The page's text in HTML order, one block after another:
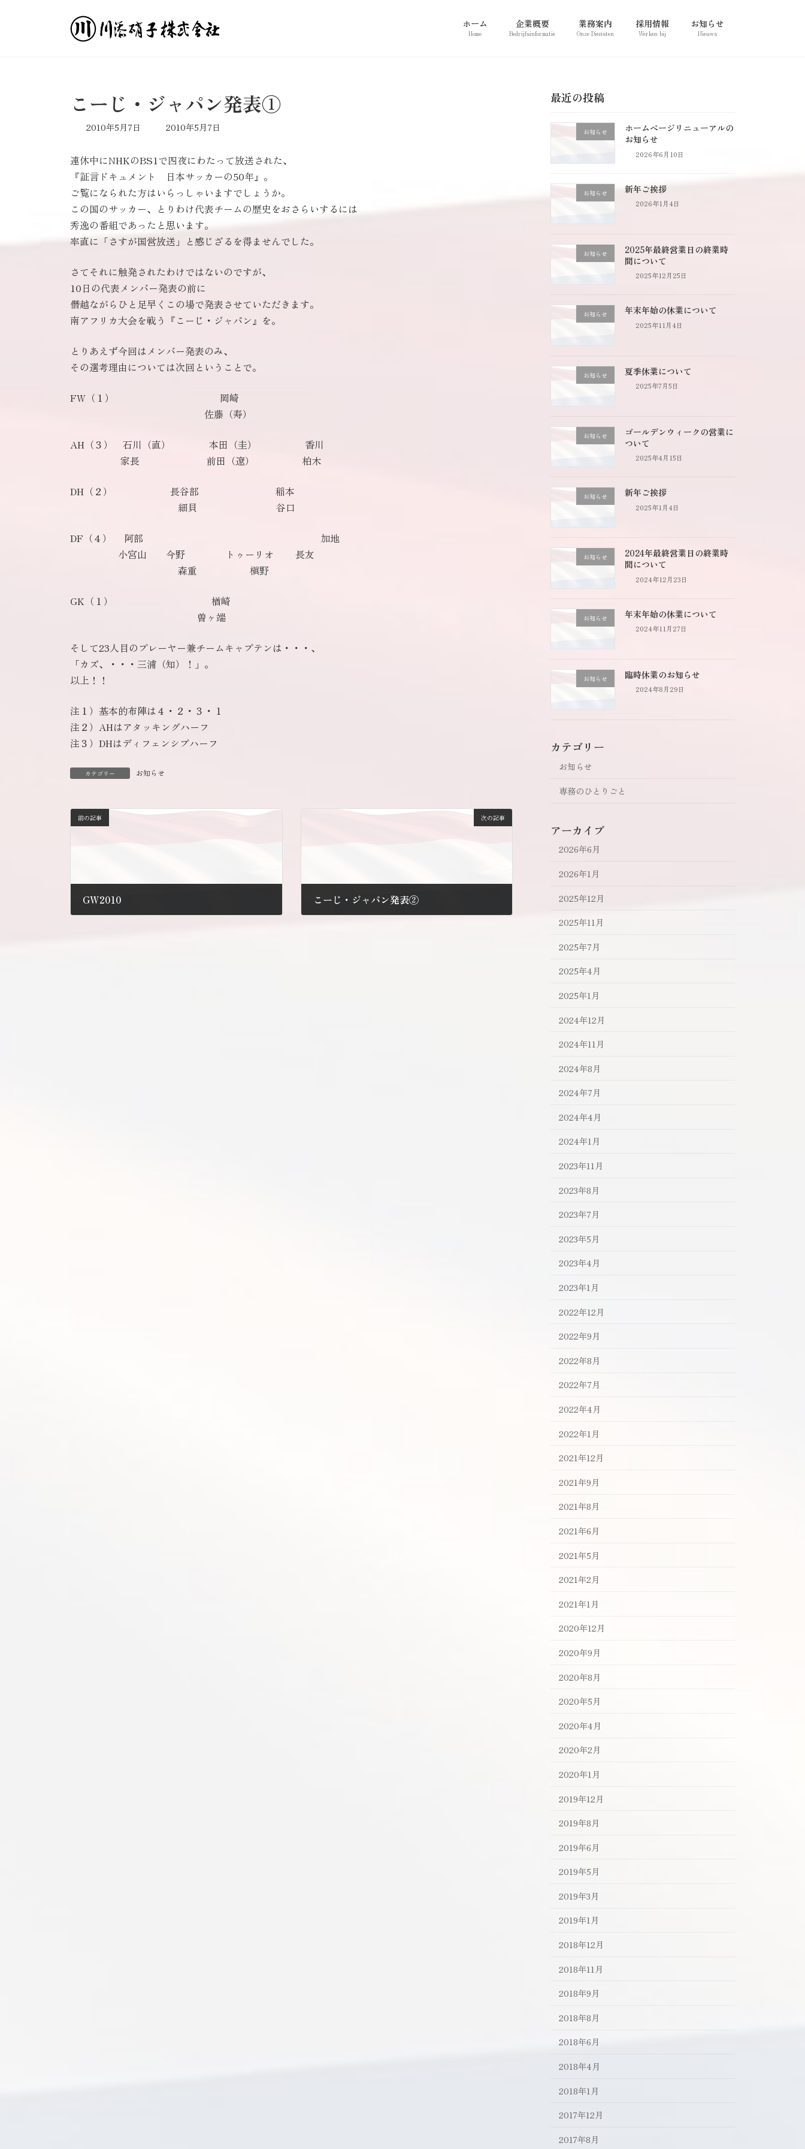
ホーム
Home
企業概要
Bedrijfsinformatie
業務案内
Onze Diensten
採用情報
Werken bij
お知らせ
Nieuws
こーじ・ジャパン発表①
2010年5月7日
最
新
日
時
2010年5月7日
連休中にNHKのBS1で四夜にわたって放送された、
『証言ドキュメント 日本サッカーの50年』。
ご覧になられた方はいらっしゃいますでしょうか。
この国のサッカー、とりわけ代表チームの歴史をおさらいするには
秀逸の番組であったと思います。
率直に「さすが国営放送」と感じざるを得ませんでした。
さてそれに触発されたわけではないのですが、
10日の代表メンバー発表の前に
僭越ながらひと足早くこの場で発表させていただきます。
南アフリカ大会を戦う『こーじ・ジャパン』を。
とりあえず今回はメンバー発表のみ、
その選考理由については次回ということで。
FW（１） 岡崎
佐藤（寿）
AH（３） 石川（直） 本田（圭） 香川
家長 前田（遼） 柏木
DH（２） 長谷部 稲本
細貝 谷口
DF（４） 阿部 加地
小宮山 今野 トゥーリオ 長友
森重 槇野
GK（１） 楢崎
曽ヶ端
そして23人目のプレーヤー兼チームキャプテンは・・・、
「カズ、・・・三浦（知）！」。
以上！！
注１）基本的布陣は４・２・３・１
注２）AHはアタッキングハーフ
注３）DHはディフェンシブハーフ
カテゴリー お知らせ
前の記事
GW2010
次の記事
こーじ・ジャパン発表②
最近の投稿
お知らせ
ホームページリニューアルの
お知らせ
2026年6月10日
お知らせ 新年ご挨拶
2026年1月4日
お知らせ
2025年最終営業日の終業時
間について
2025年12月25日
お知らせ 年末年始の休業について
2025年11月4日
お知らせ 夏季休業について
2025年7月5日
お知らせ
ゴールデンウィークの営業に
ついて
2025年4月15日
お知らせ 新年ご挨拶
2025年1月4日
お知らせ
2024年最終営業日の終業時
間について
2024年12月23日
お知らせ 年末年始の休業について
2024年11月27日
お知らせ 臨時休業のお知らせ
2024年8月29日
カテゴリー
お知らせ
専務のひとりごと
アーカイブ
2026年6月
2026年1月
2025年12月
2025年11月
2025年7月
2025年4月
2025年1月
2024年12月
2024年11月
2024年8月
2024年7月
2024年4月
2024年1月
2023年11月
2023年8月
2023年7月
2023年5月
2023年4月
2023年1月
2022年12月
2022年9月
2022年8月
2022年7月
2022年4月
2022年1月
2021年12月
2021年9月
2021年8月
2021年6月
2021年5月
2021年2月
2021年1月
2020年12月
2020年9月
2020年8月
2020年5月
2020年4月
2020年2月
2020年1月
2019年12月
2019年8月
2019年6月
2019年5月
2019年3月
2019年1月
2018年12月
2018年11月
2018年9月
2018年8月
2018年6月
2018年4月
2018年1月
2017年12月
2017年8月